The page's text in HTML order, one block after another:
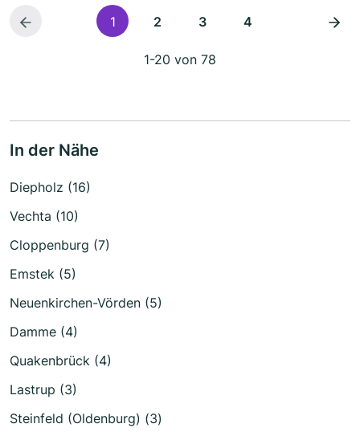
1 2 3 4
1-20 von 78
In der Nähe
Diepholz (16)
Vechta (10)
Cloppenburg (7)
Emstek (5)
Neuenkirchen-Vörden (5)
Damme (4)
Quakenbrück (4)
Lastrup (3)
Steinfeld (Oldenburg) (3)